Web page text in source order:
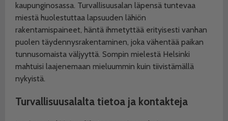
kaupunginosassa. Turvallisuusalan läpensä tuntevaa
miestä huolestuttaa lapsuuden lähiön
rakentamispaineet, häntä ihmetyttää erityisesti vanhan
puolen täydennysrakentaminen, joka vähentää paikan
tunnusomaista väljyyttä. Sompin mielestä Helsinki
mahtuisi laajenemaan mieluummin kuin tiivistämällä
nykyistä.
Turvallisuusalalta tietoa ja kontakteja